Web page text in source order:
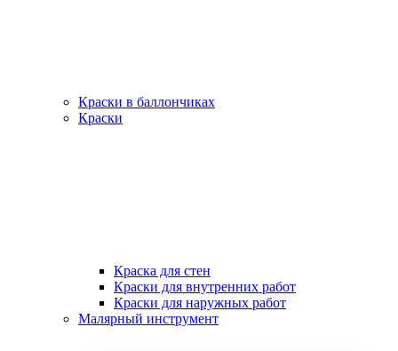
Краски в баллончиках
Краски
Краска для стен
Краски для внутренних работ
Краски для наружных работ
Малярный инструмент